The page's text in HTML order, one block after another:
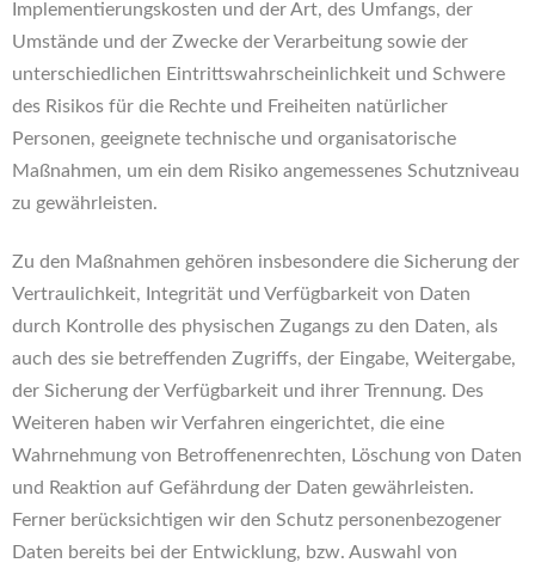
Implementierungskosten und der Art, des Umfangs, der
Umstände und der Zwecke der Verarbeitung sowie der
unterschiedlichen Eintrittswahrscheinlichkeit und Schwere
des Risikos für die Rechte und Freiheiten natürlicher
Personen, geeignete technische und organisatorische
Maßnahmen, um ein dem Risiko angemessenes Schutzniveau
zu gewährleisten.
Zu den Maßnahmen gehören insbesondere die Sicherung der
Vertraulichkeit, Integrität und Verfügbarkeit von Daten
durch Kontrolle des physischen Zugangs zu den Daten, als
auch des sie betreffenden Zugriffs, der Eingabe, Weitergabe,
der Sicherung der Verfügbarkeit und ihrer Trennung. Des
Weiteren haben wir Verfahren eingerichtet, die eine
Wahrnehmung von Betroffenenrechten, Löschung von Daten
und Reaktion auf Gefährdung der Daten gewährleisten.
Ferner berücksichtigen wir den Schutz personenbezogener
Daten bereits bei der Entwicklung, bzw. Auswahl von